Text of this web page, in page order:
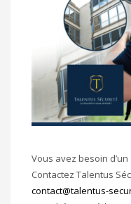
Vous avez besoin
Contactez Talentus
contact@talentus-